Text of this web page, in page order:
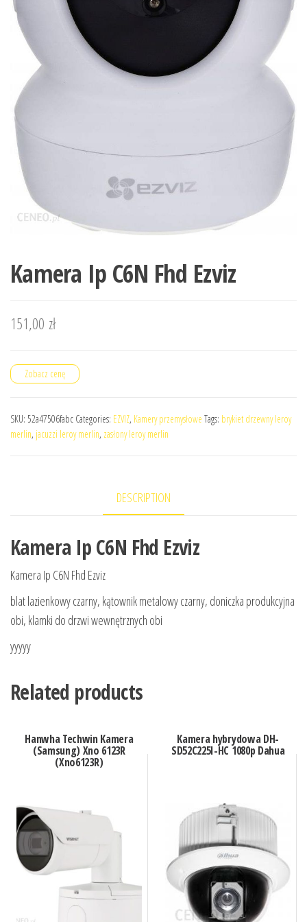
Kamera Ip C6N Fhd Ezviz
151,00 zł
Zobacz cenę
SKU: 52a47506fabc Categories: EZVIZ, Kamery przemysłowe Tags: brykiet drzewny leroy
merlin, jacuzzi leroy merlin, zasłony leroy merlin
DESCRIPTION
Kamera Ip C6N Fhd Ezviz
Kamera Ip C6N Fhd Ezviz
blat lazienkowy czarny, kątownik metalowy czarny, doniczka produkcyjna
obi, klamki do drzwi wewnętrznych obi
yyyyy
Related products
Hanwha Techwin Kamera
(Samsung) Xno 6123R
(Xno6123R)
Kamera hybrydowa DH-
SD52C225I-HC 1080p Dahua